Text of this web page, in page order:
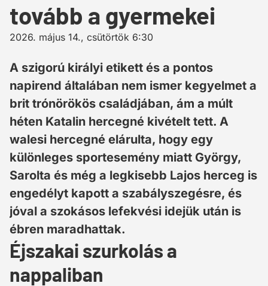
tovább a gyermekei
2026. május 14., csütörtök 6:30
A szigorú királyi etikett és a pontos
napirend általában nem ismer kegyelmet a
brit trónörökös családjában, ám a múlt
héten Katalin hercegné kivételt tett. A
walesi hercegné elárulta, hogy egy
különleges sportesemény miatt György,
Sarolta és még a legkisebb Lajos herceg is
engedélyt kapott a szabályszegésre, és
jóval a szokásos lefekvési idejük után is
ébren maradhattak.
Éjszakai szurkolás a
nappaliban